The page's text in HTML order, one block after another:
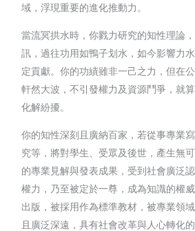
域，浮現重要的進化推動力。
當流冥拱水時，你戮力研究的知性理論
訊，過往功用如鴨子划水，如今影響力
定貢獻。你的功績雖非一己之力，但在
軒然大波，不引發權力及資源鬥爭，就
化解紛擾。
你的知性深刻且廣納百家，若從事專業
究等，將對學生、受眾及後世，產生無
的專業見解與發表成果，受到社會廣泛
權力，乃至被定於一尊，成為知識的權
出版，被採用作為標準教材，被專業領
且廣泛深遠，具有社會改革與人心轉化的